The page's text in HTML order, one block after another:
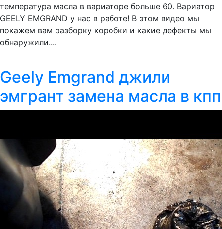
температура масла в вариаторе больше 60. Вариатор
GEELY EMGRAND у нас в работе! В этом видео мы
покажем вам разборку коробки и какие дефекты мы
обнаружили....
Geely Emgrand джили
эмгрант замена масла в кпп